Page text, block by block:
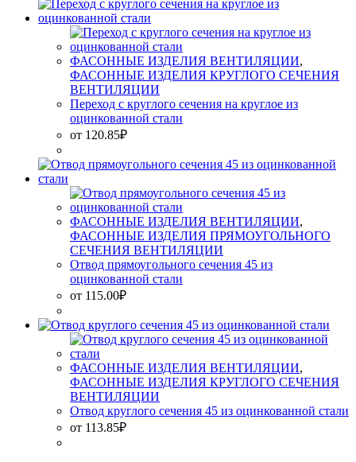
ФАСОННЫЕ ИЗДЕЛИЯ ВЕНТИЛЯЦИИ,
ФАСОННЫЕ ИЗДЕЛИЯ КРУГЛОГО СЕЧЕНИЯ
ВЕНТИЛЯЦИИ
Переход с круглого сечения на круглое из
оцинкованной стали
от 120.85₽
ФАСОННЫЕ ИЗДЕЛИЯ ВЕНТИЛЯЦИИ,
ФАСОННЫЕ ИЗДЕЛИЯ ПРЯМОУГОЛЬНОГО
СЕЧЕНИЯ ВЕНТИЛЯЦИИ
Отвод прямоугольного сечения 45 из
оцинкованной стали
от 115.00₽
ФАСОННЫЕ ИЗДЕЛИЯ ВЕНТИЛЯЦИИ,
ФАСОННЫЕ ИЗДЕЛИЯ КРУГЛОГО СЕЧЕНИЯ
ВЕНТИЛЯЦИИ
Отвод круглого сечения 45 из оцинкованной стали
от 113.85₽